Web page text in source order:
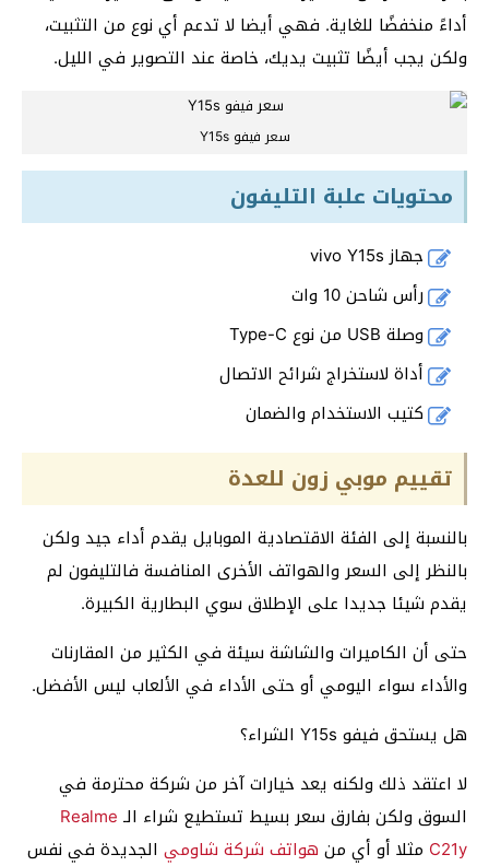
أداءً منخفضًا للغاية. فهي أيضا لا تدعم أي نوع من التثبيت،
ولكن يجب أيضًا تثبيت يديك، خاصة عند التصوير في الليل.
سعر فيفو Y15s
محتويات علبة التليفون
جهاز vivo Y15s
رأس شاحن 10 وات
وصلة USB من نوع Type-C
أداة لاستخراج شرائح الاتصال
كتيب الاستخدام والضمان
تقييم موبي زون للعدة
بالنسبة إلى الفئة الاقتصادية الموبايل يقدم أداء جيد ولكن
بالنظر إلى السعر والهواتف الأخرى المنافسة فالتليفون لم
يقدم شيئا جديدا على الإطلاق سوي البطارية الكبيرة.
حتى أن الكاميرات والشاشة سيئة في الكثير من المقارنات
والأداء سواء اليومي أو حتى الأداء في الألعاب ليس الأفضل.
هل يستحق فيفو Y15s الشراء؟
لا اعتقد ذلك ولكنه يعد خيارات آخر من شركة محترمة في
السوق ولكن بفارق سعر بسيط تستطيع شراء الـ Realme
C21y مثلا أو أي من هواتف شركة شاومي الجديدة في نفس